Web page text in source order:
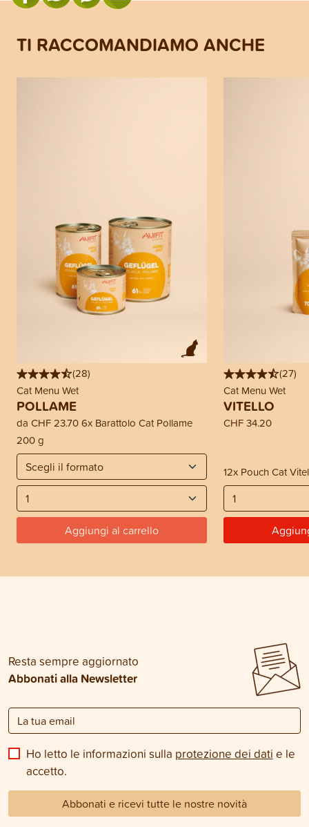
TI RACCOMANDIAMO ANCHE
(28)
Cat Menu Wet
POLLAME
da CHF 23.706x Barattolo Cat Pollame
200 g
Aggiungi al carrello
(27)
Cat Menu Wet
VITELLO
CHF 34.20
12x Pouch Cat
Resta sempre aggiornato
Abbonati alla Newsletter
Ho letto le informazioni sulla protezione dei dati e le
accetto.
Abbonati e ricevi tutte le nostre novità